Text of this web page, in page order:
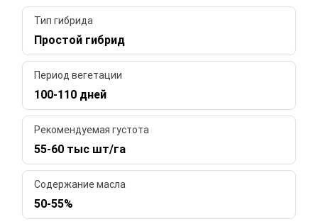
Тип гибрида
Простой гибрид
Период вегетации
100-110 дней
Рекомендуемая густота
55-60 тыс шт/га
Содержание масла
50-55%